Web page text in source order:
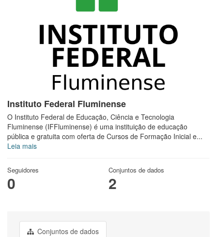
Instituto Federal Fluminense
O Instituto Federal de Educação, Ciência e Tecnologia
Fluminense (IFFluminense) é uma instituição de educação
pública e gratuita com oferta de Cursos de Formação Inicial e...
Leia mais
Seguidores
0
Conjuntos de dados
2
Conjuntos de dados